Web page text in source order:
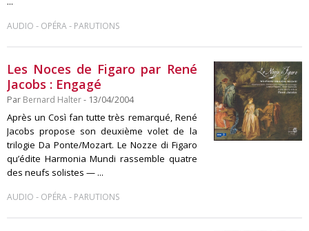
AUDIO - OPÉRA- PARUTIONS
Les Noces de Figaro par René
Jacobs : Engagé
Par Bernard Halter- 13/04/2004
Après un Così fan tutte très remarqué, René
Jacobs propose son deuxième volet de la
trilogie Da Ponte/Mozart. Le Nozze di Figaro
qu’édite Harmonia Mundi rassemble quatre
des neufs solistes — ...
AUDIO - OPÉRA- PARUTIONS